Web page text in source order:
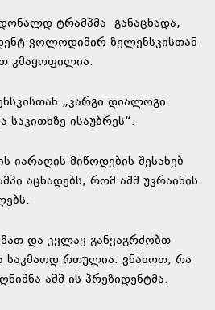
ტრამპმა განაცხადა,
ვოლოდიმირ ზელენსკისთან
კმაყოფილია.
„კარგი დიალოგი
საკითხზე ისაუბრეს“.
იარაღის მიწოდების შესახებ
აცხადებს, რომ აშშ უკრაინის
და კვლავ განვაგრძობთ
საკმაოდ რთულია. ვნახოთ, რა
აშშ-ის პრეზიდენტმა.